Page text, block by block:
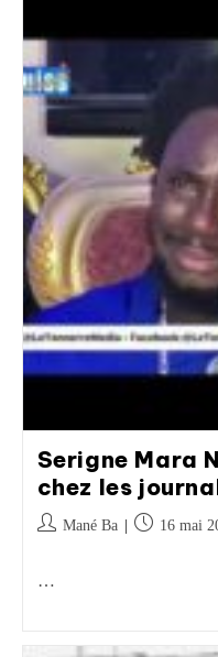
Serigne Mara
chez les
Mané Ba 16 mai
…